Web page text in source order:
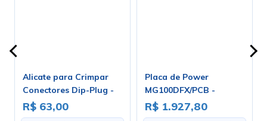
Alicate para Crimpar
Conectores Dip-Plug -
HT-214D
R$ 63,00
Placa de Power
MG100DFX/PCB -
Marshall
R$ 1.927,80